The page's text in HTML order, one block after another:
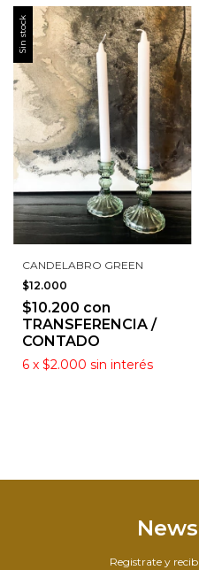
Sin stock
CANDELABRO GREEN
$12.000
$10.200 con
TRANSFERENCIA /
CONTADO
6 x $2.000 sin interés
Registrate y